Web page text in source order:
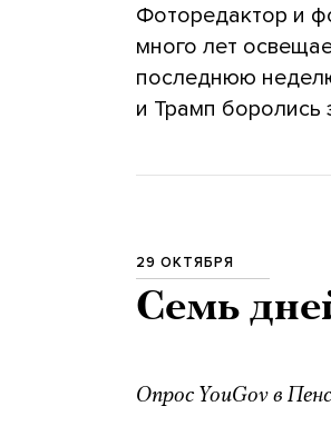
Фоторедактор и
много лет
последнюю
и Трамп боролись
29 ОКТЯБРЯ
Семь
Опрос YouGov в